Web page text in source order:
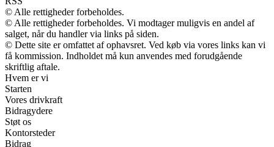
© Alle rettigheder forbeholdes.
© Alle rettigheder forbeholdes. Vi modtager muligvis en andel af
salget, når du handler via links på siden.
© Dette site er omfattet af ophavsret. Ved køb via vores links kan vi
få kommission. Indholdet må kun anvendes med forudgående
skriftlig aftale.
Hvem er vi
Starten
Vores drivkraft
Bidragydere
Støt os
Kontorsteder
Bidrag